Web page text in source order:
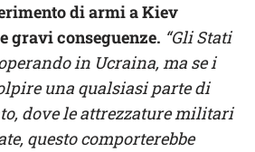
di armi a Kiev
gravi conseguenze. “Gli Stati
in Ucraina, ma se i
una qualsiasi parte di
dove le attrezzature militari
questo comporterebbe